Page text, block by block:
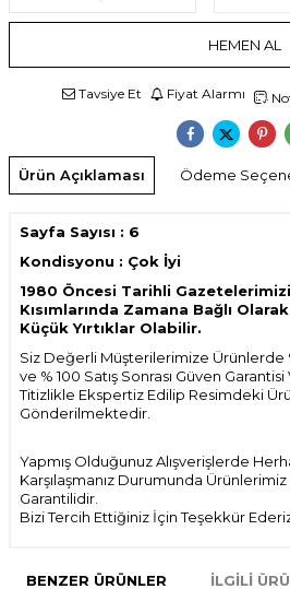
HEMEN AL
Tavsiye Et Fiyat Alarmı
Ürün Açıklaması Ödeme
Sayfa Sayısı : 6
Kondisyonu : Çok İyi
1980 Öncesi Tarihli
Kısımlarında Zamana Bağlı
Küçük Yırtıklar Olabilir.
Siz Değerli Müşterilerimize Ürünlerde
ve % 100 Satış Sonrası Güven
Titizlikle Ekspertiz Edilip Resimdeki
Gönderilmektedir.
Yapmış Olduğunuz Alışverişlerde
Karşılaşmanız Durumunda Ürünlerimiz
Garantilidir.
Bizi Tercih Ettiğiniz İçin Teşekkür
BENZER ÜRÜNLER İLGILI